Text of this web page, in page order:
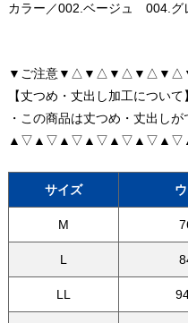
カラー／002.ベージュ 004.
▼ご注意
【丈つめ・丈出し加工について】
・この商品は丈つめ・丈出しが
サイズ
M
L
LL